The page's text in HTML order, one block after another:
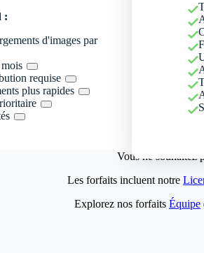
:
d'images par
requise
plus rapides
Vous ne souhaitez
Les forfaits incluent notre
Explorez nos forfaits Équipe